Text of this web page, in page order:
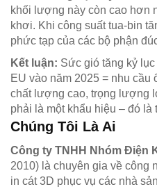
khối lượng này còn cao hơn
khơi. Khi công suất tua-bin
phức tạp của các bộ phận
Kết luận: Sức gió tăng kỷ
EU vào năm 2025 = nhu cầu
chất lượng cao, trọng lượng
phải là một khẩu hiệu – đó
Chúng Tôi Là Ai
Công ty TNHH Nhóm Điện
2010) là chuyên gia về công
in cát 3D phục vụ các nhà